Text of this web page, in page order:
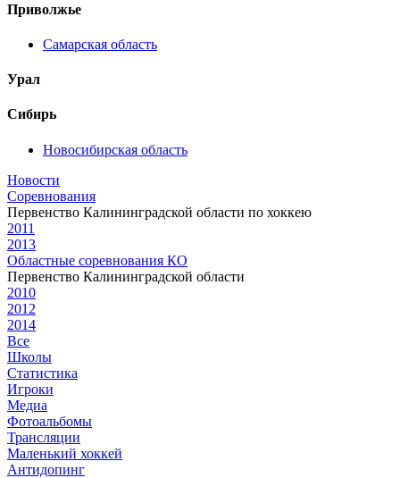
Приволжье
Самарская область
Урал
Сибирь
Новосибирская область
Новости
Соревнования
Первенство Калининградской области по хоккею
2011
2013
Областные соревнования КО
Первенство Калининградской области
2010
2012
2014
Все
Школы
Статистика
Игроки
Медиа
Фотоальбомы
Трансляции
Маленький хоккей
Антидопинг